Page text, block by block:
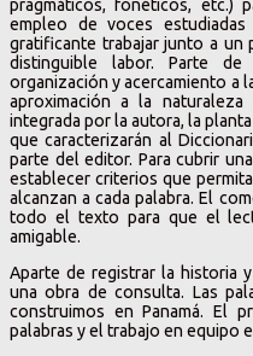
pragmáticos, fonéticos,
empleo de voces
gratificante trabajar junto a
distinguible labor. Parte
organización y acercamiento a
aproximación a la
integrada por la autora, la
que caracterizarán al
parte del editor. Para cubrir
establecer criterios que
alcanzan a cada palabra. El
todo el texto para que el
amigable.
Aparte de registrar la historia
una obra de consulta. Las
construimos en Panamá. El
palabras y el trabajo en equipo